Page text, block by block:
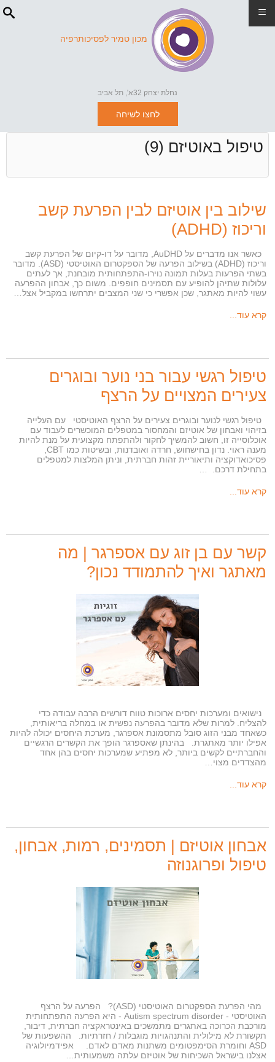
מכון טמיר לפסיכותרפיה
נחלת יצחק 32א', תל אביב
לחצו לשיחה
טיפול באוטיזם (9)
שילוב בין אוטיזם לבין הפרעת קשב
וריכוז (ADHD)
כאשר אנו מדברים על AuDHD, מדובר על דו-קיום של הפרעת קשב
וריכוז (ADHD) בשילוב הפרעה של הספקטרום האוטיסטי (ASD). מדובר
בשתי הפרעות בעלות תמונה נוירו-התפתחותית מובחנת, אך לעתים
עלולות שתיהן להופיע עם תסמינים חופפים. משום כך, אבחון ההפרעה
עשוי להיות מאתגר, שכן אפשרי כי שני המצבים יתרחשו במקביל אצל…
קרא עוד...
טיפול רגשי עבור בני נוער ובוגרים
צעירים המצויים על הרצף
טיפול רגשי לנוער ובוגרים צעירים על הרצף האוטיסטי עם העלייה
בזיהוי ואבחון של אוטיזם והמחסור במטפלים המוכשרים לעבוד עם
אוכלוסייה זו, חשוב להמשיך לחקור ולהתפתח מקצועית על מנת להיות
פסיכואדוקציה ותיאוריית זהות חברתית, וניתן המלצות למטפלים
בתחילת דרכם. …
קרא עוד...
קשר עם בן זוג עם אספרגר | מה
מאתגר ואיך להתמודד נכון?
נישואים ומערכות יחסים ארוכות טווח דורשים הרבה עבודה כדי
להצליח. למרות שלא מדובר בהפרעה נפשית או במחלה בריאותית,
כשאחד מבני הזוג סובל מתסמונת אספרגר, מערכת היחסים יכולה להיות
אפילו יותר מאתגרת. בהינתן שאספרגר הופך את הקשרים הרגשיים
והחברתיים לקשים ביותר, לא מפתיע שמערכות יחסים בהן אחד
מהצדדים מצוי…
קרא עוד...
אבחון אוטיזם | תסמינים, רמות, אבחון,
טיפול ופרוגנוזה
מהי הפרעת הספקטרום האוטיסטי (ASD)? הפרעה על הרצף
האוטיסטי - Autism spectrum disorder - היא הפרעה התפתחותית
מורכבת הכרוכה באתגרים מתמשכים באינטראקציה חברתית, דיבור,
תקשורת לא מילולית והתנהגויות מוגבלות / חזרתיות. ההשפעות של
ASD וחומרת הסימפטומים משתנות מאדם לאדם. אפידמיולוגיה
אצלנו בישראל השכיחות של אוטיזם עלתה משמעותית…
≡